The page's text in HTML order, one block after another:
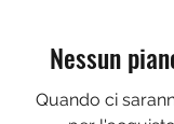
Nessun
Quando ci